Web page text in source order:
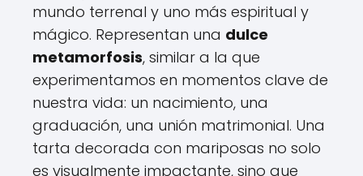
mundo terrenal y uno más espiritual y
mágico. Representan una dulce
metamorfosis, similar a la que
experimentamos en momentos clave de
nuestra vida: un nacimiento, una
graduación, una unión matrimonial. Una
tarta decorada con mariposas no solo
es visualmente impactante, sino que